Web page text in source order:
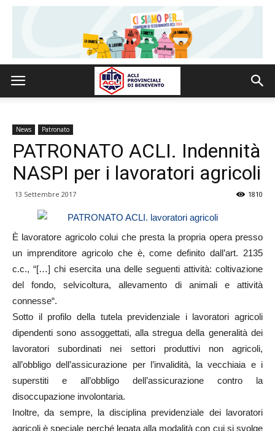
News Patronato
PATRONATO ACLI. Indennità
NASPI per i lavoratori agricoli
13 Settembre 2017 1810
È lavoratore agricolo colui che presta la propria opera presso
un imprenditore agricolo che è, come definito dall’art. 2135
c.c., “[…] chi esercita una delle seguenti attività: coltivazione
del fondo, selvicoltura, allevamento di animali e attività
connesse“.
Sotto il profilo della tutela previdenziale i lavoratori agricoli
dipendenti sono assoggettati, alla stregua della generalità dei
lavoratori subordinati nei settori produttivi non agricoli,
all’obbligo dell’assicurazione per l’invalidità, la vecchiaia e i
superstiti e all’obbligo dell’assicurazione contro la
disoccupazione involontaria.
Inoltre, da sempre, la disciplina previdenziale dei lavoratori
agricoli è speciale perché legata alla modalità con cui si svolge